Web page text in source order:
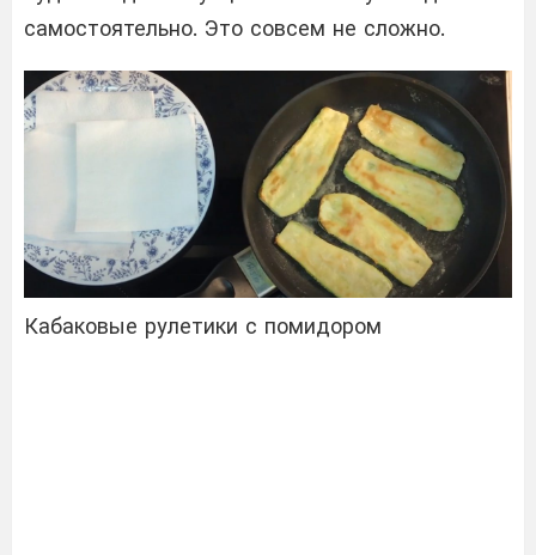
самостоятельно. Это совсем не сложно.
Кабаковые рулетики с помидором